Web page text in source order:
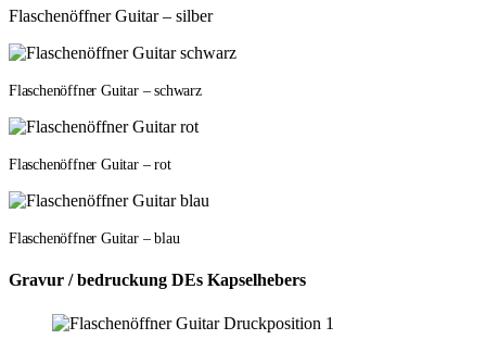
Flaschenöffner Guitar – silber
Flaschenöffner Guitar – schwarz
Flaschenöffner Guitar – rot
Flaschenöffner Guitar – blau
Gravur / bedruckung DEs Kapselhebers